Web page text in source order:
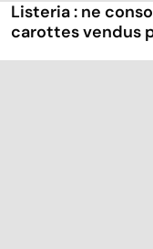
Listeria : ne
carottes vendus